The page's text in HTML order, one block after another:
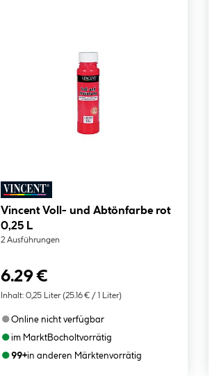
Vincent Voll- und Abtönfarbe rot
0,25 L
2 Ausführungen
6.29 €
Inhalt: 0,25 Liter (25.16 € / 1 Liter)
●Online nicht verfügbar
●im MarktBocholtvorrätig
●99+in anderen Märktenvorrätig